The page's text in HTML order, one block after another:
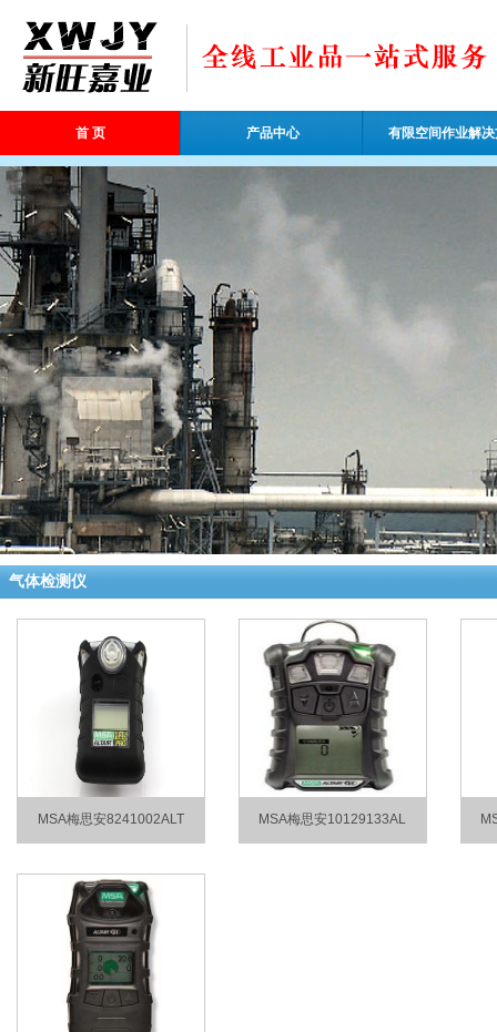
首 页 产品中心 有限空间作业解
气体检测仪
MSA梅思安8241002ALT MSA梅思安10129133AL